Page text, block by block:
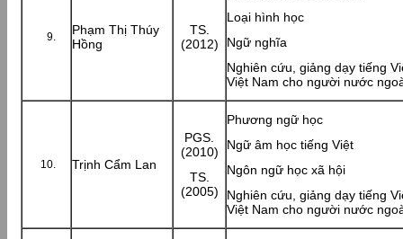
Phạm Thị Thúy
Hồng
TS.
(2012)
Loại hình học
Ngữ nghĩa
Nghiên cứu, giảng dạy tiếng
Việt Nam cho người nước
Trịnh Cẩm Lan
PGS.
(2010)
TS.
(2005)
Phương ngữ học
Ngữ âm học tiếng Việt
Ngôn ngữ học xã hội
Nghiên cứu, giảng dạy tiếng
Việt Nam cho người nước